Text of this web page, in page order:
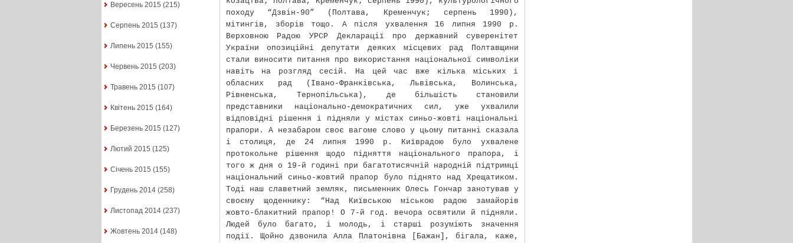
Вересень 2015 (215)
Серпень 2015 (137)
Липень 2015 (155)
Червень 2015 (203)
Травень 2015 (107)
Квітень 2015 (164)
Березень 2015 (127)
Лютий 2015 (125)
Січень 2015 (155)
Грудень 2014(258)
Листопад 2014(237)
Жовтень 2014(148)
походу “Дзвін-90” (Полтава, Кременчук; серпень 1990),
мітингів, зборів тощо. А після ухвалення 16 липня 1990 р.
Верховною Радою УРСР Декларації про державний суверенітет
України опозиційні депутати деяких місцевих рад Полтавщини
стали виносити питання про використання національної символіки
навіть на розгляд сесій. На цей час вже кілька міських і
обласних рад (Івано-Франківська, Львівська, Волинська,
Рівненська, Тернопільська), де більшість становили
представники національно-демократичних сил, уже ухвалили
відповідні рішення і підняли у містах синьо-жовті національні
прапори. А незабаром своє вагоме слово у цьому питанні сказала
і столиця, де 24 липня 1990 р. Київрадою було ухвалене
протокольне рішення щодо підняття національного прапора, і
того ж дня о 19-й годині при багатотисячній народній підтримці
національний синьо-жовтий прапор було піднято над Хрещатиком.
Тоді наш славетний земляк, письменник Олесь Гончар занотував у
своєму щоденнику: “Над Київською міською радою замайорів
жовто-блакитний прапор! О 7-й год. вечора освятили й підняли.
Людей було багато, і молодь, і старші розуміють значення
події. Щойно дзвонила Алла Платонівна [Бажан], бігала, каже,